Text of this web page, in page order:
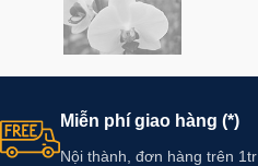
Miễn phí giao hàng (*)
Nội thành, đơn hàng trên 1tr